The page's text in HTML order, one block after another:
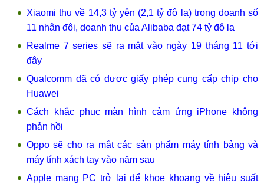
Xiaomi thu về 14,3 tỷ yên (2,1 tỷ đô la) trong doanh số
11 nhân đôi, doanh thu của Alibaba đạt 74 tỷ đô la
Realme 7 series sẽ ra mắt vào ngày 19 tháng 11 tới
đây
Qualcomm đã có được giấy phép cung cấp chip cho
Huawei
Cách khắc phục màn hình cảm ứng iPhone không
phản hồi
Oppo sẽ cho ra mắt các sản phẩm máy tính bảng và
máy tính xách tay vào năm sau
Apple mang PC trở lại để khoe khoang về hiệu suất